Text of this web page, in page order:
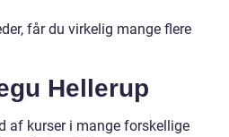
får du virkelig mange flere
Hellerup
af kurser i mange forskellige